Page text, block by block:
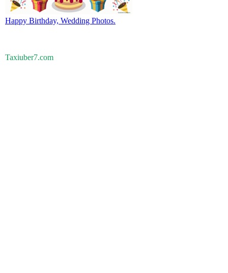
Happy Birthday, Wedding Photos.
Taxiuber7.com